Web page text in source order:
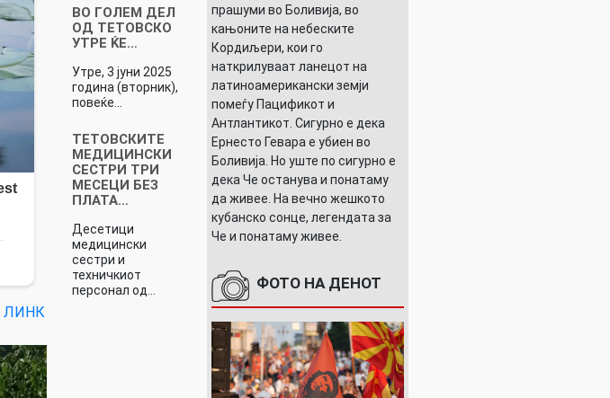
ЛИНК
ВО ГОЛЕМ ДЕЛ
ОД ТЕТОВСКО
УТРЕ ЌЕ…
Утре, 3 јуни 2025
година (вторник),
повеќе…
ТЕТОВСКИТЕ
МЕДИЦИНСКИ
СЕСТРИ ТРИ
МЕСЕЦИ БЕЗ
ПЛАТА…
Десетици
медицински
сестри и
техничкиот
персонал од…
прашуми во Боливија, во
кањоните на небеските
Кордиљери, кои го
наткрилуваат ланецот на
латиноамерикански земји
помеѓу Пацификот и
Антлантикот. Сигурно е дека
Ернесто Гевара е убиен во
Боливија. Но уште по сигурно е
дека Че останува и понатаму
да живее. На вечно жешкото
кубанско сонце, легендата за
Че и понатаму живее.
ФОТО НА ДЕНОТ